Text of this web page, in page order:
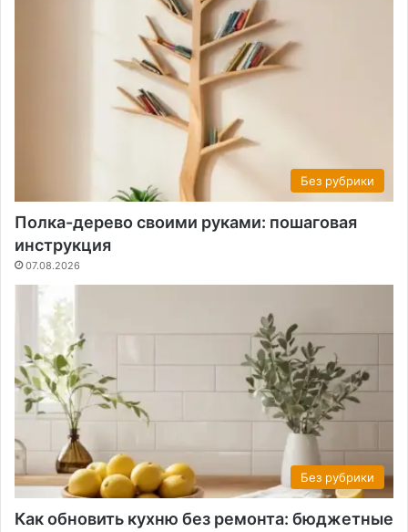
Без рубрики
Полка-дерево своими руками: пошаговая
инструкция
07.08.2026
Без рубрики
Как обновить кухню без ремонта: бюджетные